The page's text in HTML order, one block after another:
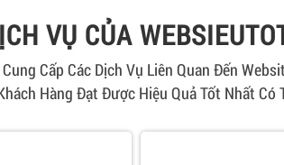
VỤ CỦA
Cấp Các Dịch Vụ Liên Quan Đến
Hàng Đạt Được Hiệu Quả Tốt Nhất Có